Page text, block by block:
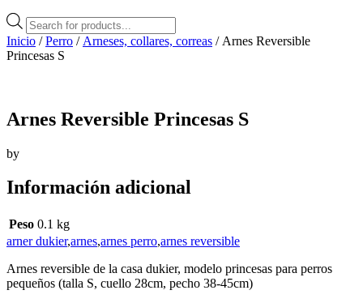
Búsqueda
de
productos
Inicio /Perro / Arneses, collares, correas / Arnes Reversible
Princesas S
Arnes Reversible Princesas S
by
Información adicional
Peso 0.1 kg
arner dukier,arnes,arnes perro,arnes reversible
Arnes reversible de la casa dukier, modelo princesas para perros
pequeños (talla S, cuello 28cm, pecho 38-45cm)